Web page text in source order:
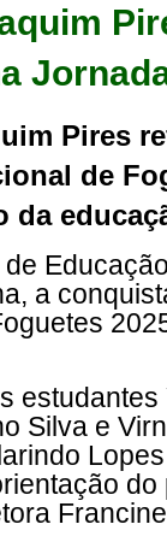
Pires
de
da
a
Silva e